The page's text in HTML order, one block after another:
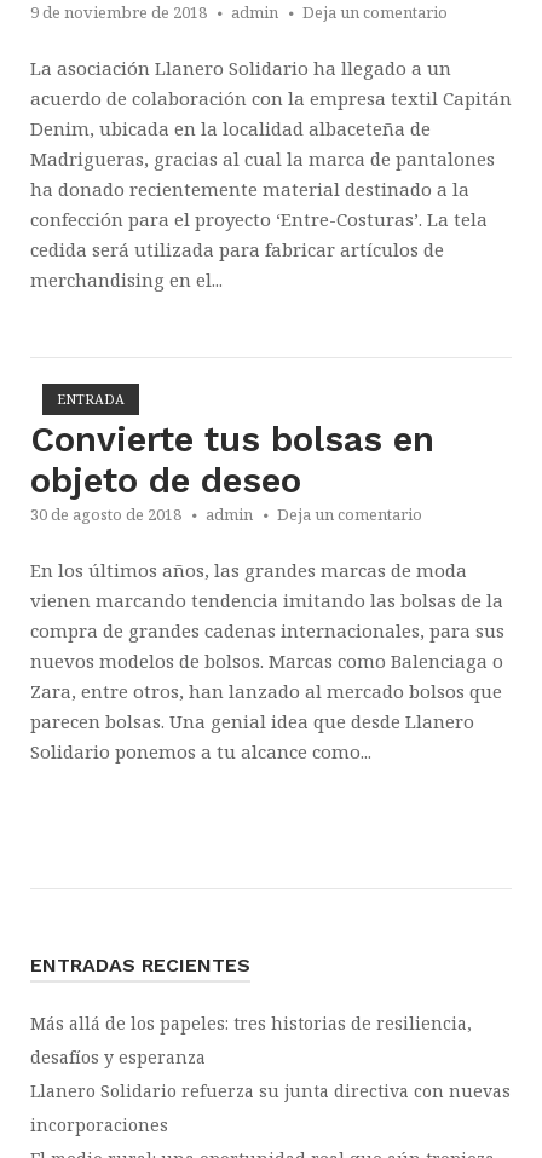
9 de noviembre de 2018 admin Deja un comentario
La asociación Llanero Solidario ha llegado a un
acuerdo de colaboración con la empresa textil Capitán
Denim, ubicada en la localidad albaceteña de
Madrigueras, gracias al cual la marca de pantalones
ha donado recientemente material destinado a la
confección para el proyecto ‘Entre-Costuras’. La tela
cedida será utilizada para fabricar artículos de
merchandising en el...
ENTRADA
Convierte tus bolsas en
objeto de deseo
30 de agosto de 2018 admin Deja un comentario
En los últimos años, las grandes marcas de moda
vienen marcando tendencia imitando las bolsas de la
compra de grandes cadenas internacionales, para sus
nuevos modelos de bolsos. Marcas como Balenciaga o
Zara, entre otros, han lanzado al mercado bolsos que
parecen bolsas. Una genial idea que desde Llanero
Solidario ponemos a tu alcance como...
ENTRADAS RECIENTES
Más allá de los papeles: tres historias de resiliencia,
desafíos y esperanza
Llanero Solidario refuerza su junta directiva con nuevas
incorporaciones